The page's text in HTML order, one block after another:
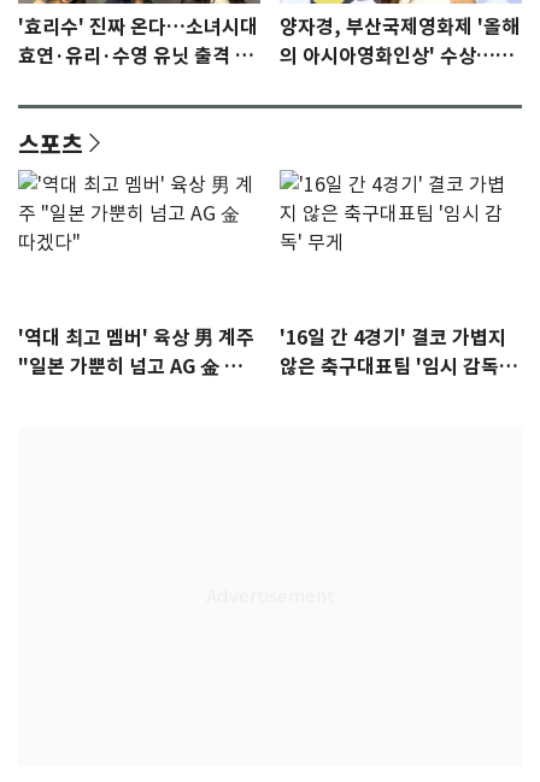
'효리수' 진짜 온다…소녀시대
효연·유리·수영 유닛 출격 [N
양자경, 부산국제영화제 '올해
의 아시아영화인상' 수상…15
스포츠
'역대 최고 멤버' 육상 男 계주
"일본 가뿐히 넘고 AG 金 따겠
'16일 간 4경기' 결코 가볍지
않은 축구대표팀 '임시 감독'